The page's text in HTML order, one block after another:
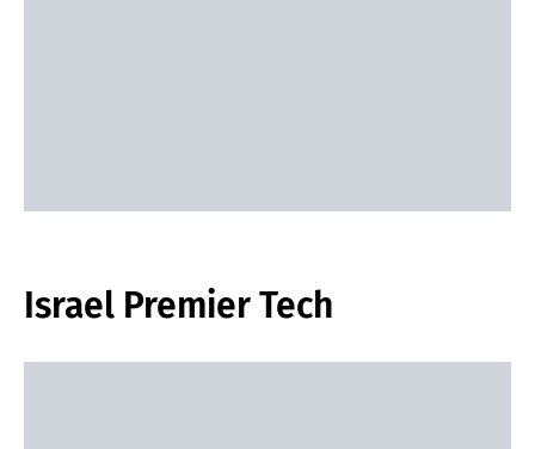
Israel Premier Tech